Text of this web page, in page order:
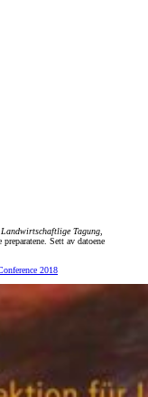
Landwirtschaftlige Tagung
Sett av datoene
2018